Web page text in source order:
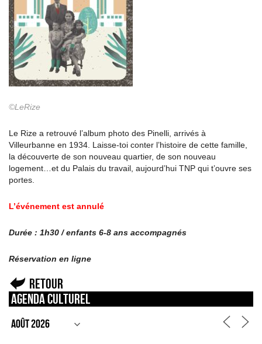
©LeRize
Le Rize a retrouvé l’album photo des Pinelli, arrivés à
Villeurbanne en 1934. Laisse-toi conter l’histoire de cette famille,
la découverte de son nouveau quartier, de son nouveau
logement…et du Palais du travail, aujourd’hui TNP qui t’ouvre ses
portes.
L’événement est annulé
Durée : 1h30 / enfants 6-8 ans accompagnés
Réservation en ligne
Retour
Agenda culturel